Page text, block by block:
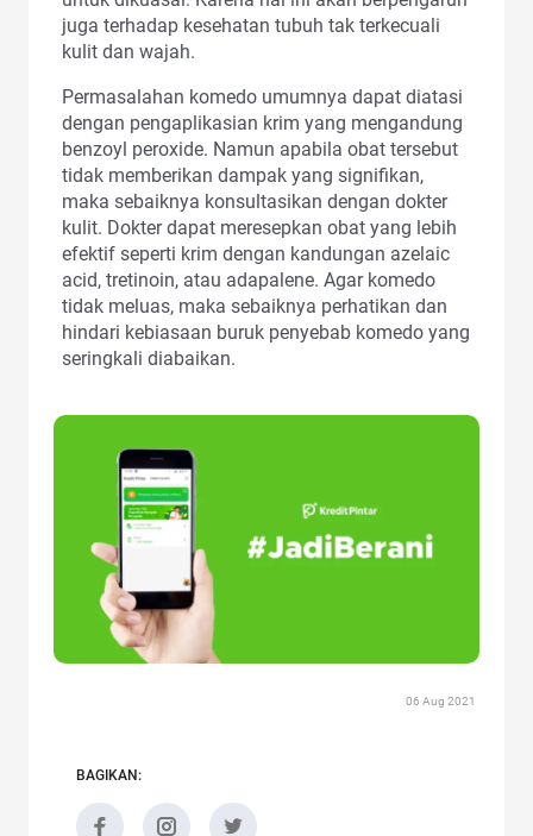
juga terhadap kesehatan tubuh tak terkecuali
kulit dan wajah.
Permasalahan komedo umumnya dapat diatasi
dengan pengaplikasian krim yang mengandung
benzoyl peroxide. Namun apabila obat tersebut
tidak memberikan dampak yang signifikan,
maka sebaiknya konsultasikan dengan dokter
kulit. Dokter dapat meresepkan obat yang lebih
efektif seperti krim dengan kandungan azelaic
acid, tretinoin, atau adapalene. Agar komedo
tidak meluas, maka sebaiknya perhatikan dan
hindari kebiasaan buruk penyebab komedo yang
seringkali diabaikan.
06 Aug 2021
BAGIKAN: